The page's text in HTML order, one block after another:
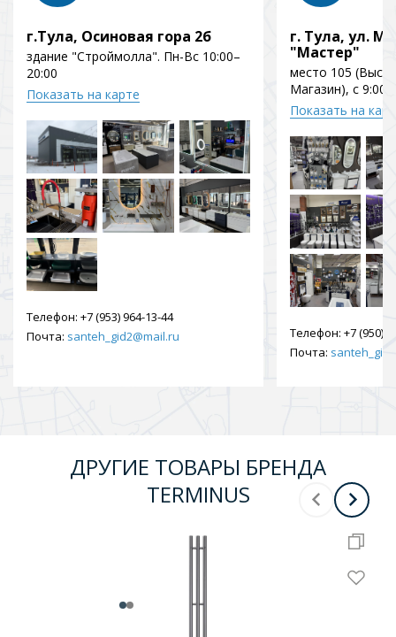
г.Тула, Осиновая гора 2б
здание "Строймолла". Пн-Вс 10:00–
20:00
Показать на карте
Телефон: +7 (953) 964-13-44
Почта: santeh_gid2@mail.ru
г. Тула, ул.
"Мастер"
место 105
Магазин), с 9:00
Показать на
Телефон: +7 (950)
Почта:
ДРУГИЕ ТОВАРЫ БРЕНДА
TERMINUS